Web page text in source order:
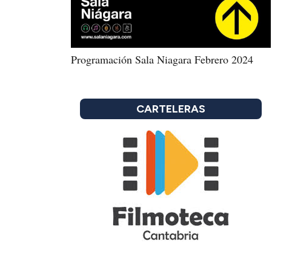
Programación Sala Niagara Febrero 2024
CARTELERAS